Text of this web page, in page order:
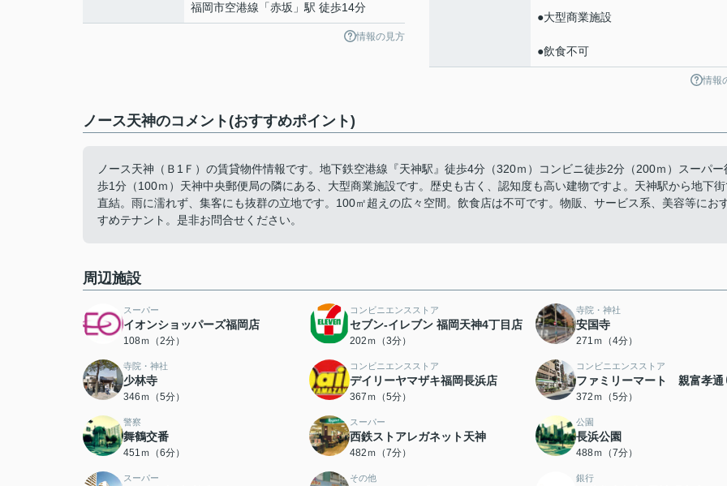
福岡市空港線 「赤坂 」駅 徒歩14分
情報の見方
●大型商業施設
●飲食不可
情報
ノース天神のコメント(おすすめポイント)
ノース天神（Ｂ1Ｆ）の賃貸物件情報です。地下鉄空港線『天神駅』徒歩4分（320ｍ）コンビニ徒歩2分（200ｍ）スーパー
歩1分（100ｍ）天神中央郵便局の隣にある、大型商業施設です。歴史も古く、認知度も高い建物ですよ。天神駅から地下
直結。雨に濡れず、集客にも抜群の立地です。100㎡超えの広々空間。飲食店は不可です。物販、サービス系、美容等にお
すめテナント。是非お問合せください。
周辺施設
スーパー
イオンショッパーズ福岡店
108ｍ（2分）
コンビニエンスストア
セブン‐イレブン 福岡天神4丁目店
202ｍ（3分）
寺院・神社
安国寺
271ｍ（4分）
寺院・神社
少林寺
346ｍ（5分）
コンビニエンスストア
デイリーヤマザキ福岡長浜店
367ｍ（5分）
コンビニエンスストア
ファミリーマート 親富孝通
372ｍ（5分）
警察
舞鶴交番
451ｍ（6分）
スーパー
西鉄ストアレガネット天神
482ｍ（7分）
公園
長浜公園
488ｍ（7分）
スーパー その他 銀行